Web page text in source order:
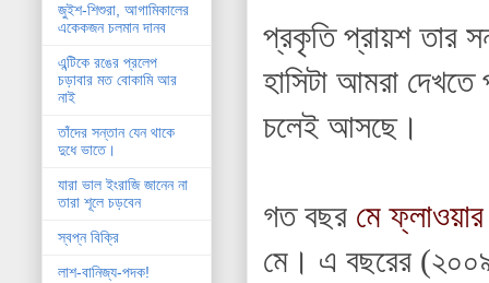
প্রকৃতি প্রায়শ তার
হাসিটা আমরা দেখতে
চলেই আসছে।
গত বছর মে ফ্লাওয়ার
মে। এ বছরের
জুইশ-শিশুরা, আগামিকালের
একেকজন চলমান দানব
এন্টিকে রঙের প্রলেপ
চড়াবার মত বোকামি আর
নাই
তাঁদের সন্তান যেন থাকে
দুধে ভাতে।
যারা ভাল ইংরাজি জানেন না
তারা শূলে চড়বেন
স্বপ্ন বিক্রি
লাশ-বানিজ্য-পদক!